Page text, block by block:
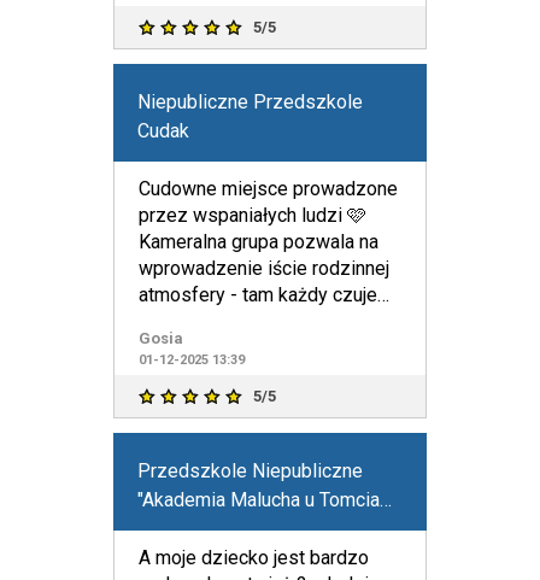
5/5
Niepubliczne Przedszkole
Cudak
Cudowne miejsce prowadzone
przez wspaniałych ludzi 🩷
Kameralna grupa pozwala na
wprowadzenie iście rodzinnej
atmosfery - tam każdy czuje
Gosia
01-12-2025 13:39
5/5
Przedszkole Niepubliczne
"Akademia Malucha u Tomcia
Palucha" w Bydgoszczy
A moje dziecko jest bardzo